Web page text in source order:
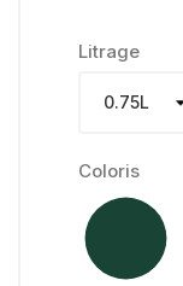
Litrage
Coloris